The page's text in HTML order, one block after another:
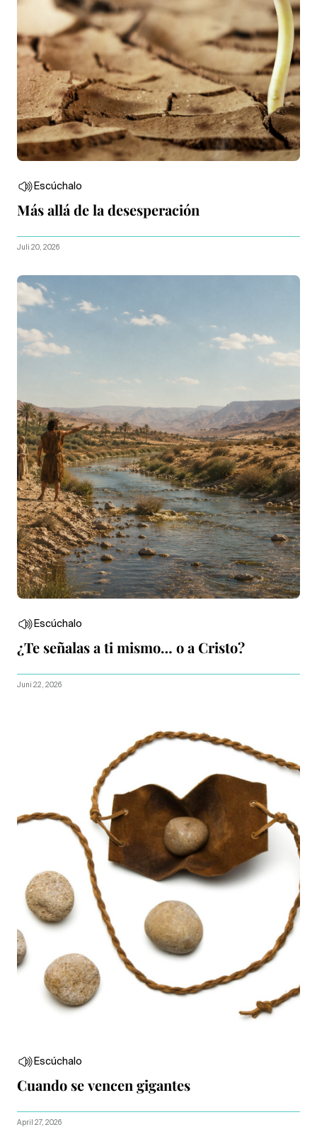
Escúchalo
Más allá de la desesperación
Juli 20, 2026
Escúchalo
¿Te señalas a ti mismo… o a Cristo?
Juni 22, 2026
Escúchalo
Cuando se vencen gigantes
April 27, 2026